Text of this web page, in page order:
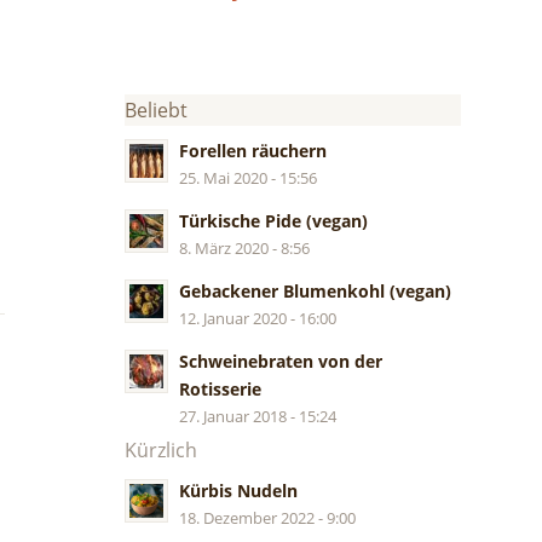
Beliebt
Forellen räuchern
25. Mai 2020 - 15:56
Türkische Pide (vegan)
8. März 2020 - 8:56
Gebackener Blumenkohl (vegan)
12. Januar 2020 - 16:00
Schweinebraten von der
Rotisserie
27. Januar 2018 - 15:24
Kürzlich
Kürbis Nudeln
18. Dezember 2022 - 9:00